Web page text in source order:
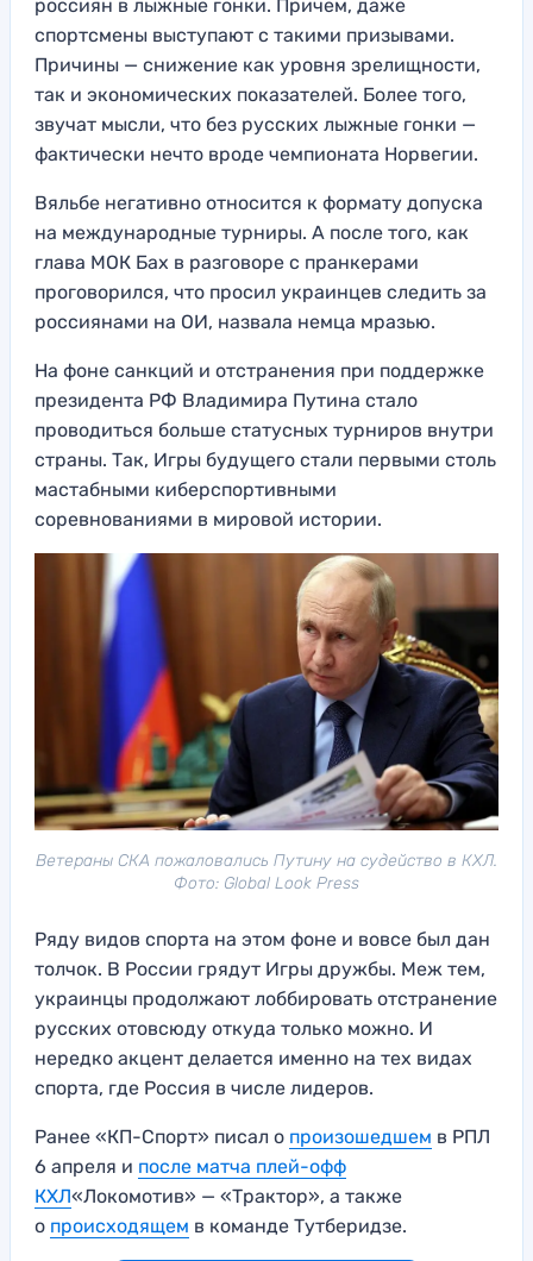
россиян в лыжные гонки. Причем, даже
спортсмены выступают с такими призывами.
Причины — снижение как уровня зрелищности,
так и экономических показателей. Более того,
звучат мысли, что без русских лыжные гонки —
фактически нечто вроде чемпионата Норвегии.
Вяльбе негативно относится к формату допуска
на международные турниры. А после того, как
глава МОК Бах в разговоре с пранкерами
проговорился, что просил украинцев следить за
россиянами на ОИ, назвала немца мразью.
На фоне санкций и отстранения при поддержке
президента РФ Владимира Путина стало
проводиться больше статусных турниров внутри
страны. Так, Игры будущего стали первыми столь
мастабными киберспортивными
соревнованиями в мировой истории.
Ветераны СКА пожаловались Путину на судейство в КХЛ.
Фото: Global Look Press
Ряду видов спорта на этом фоне и вовсе был дан
толчок. В России грядут Игры дружбы. Меж тем,
украинцы продолжают лоббировать отстранение
русских отовсюду откуда только можно. И
нередко акцент делается именно на тех видах
спорта, где Россия в числе лидеров.
Ранее «КП-Спорт» писал о произошедшем в РПЛ
6 апреля и после матча плей-офф
КХЛ«Локомотив» — «Трактор», а также
о происходящем в команде Тутберидзе.